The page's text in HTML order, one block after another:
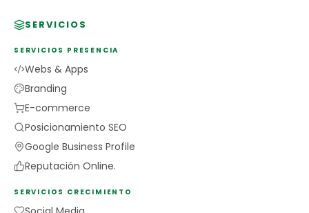
SERVICIOS
SERVICIOS PRESENCIA
Webs & Apps
Branding
E-commerce
Posicionamiento SEO
Google Business Profile
Reputación Online.
SERVICIOS CRECIMIENTO